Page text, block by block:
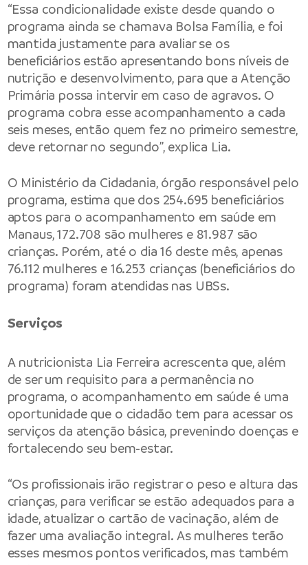
“Essa condicionalidade existe desde quando o
programa ainda se chamava Bolsa Família, e foi
mantida justamente para avaliar se os
beneficiários estão apresentando bons níveis de
nutrição e desenvolvimento, para que a Atenção
Primária possa intervir em caso de agravos. O
programa cobra esse acompanhamento a cada
seis meses, então quem fez no primeiro semestre,
deve retornar no segundo”, explica Lia.
O Ministério da Cidadania, órgão responsável pelo
programa, estima que dos 254.695 beneficiários
aptos para o acompanhamento em saúde em
Manaus, 172.708 são mulheres e 81.987 são
crianças. Porém, até o dia 16 deste mês, apenas
76.112 mulheres e 16.253 crianças (beneficiários do
programa) foram atendidas nas UBSs.
Serviços
A nutricionista Lia Ferreira acrescenta que, além
de ser um requisito para a permanência no
programa, o acompanhamento em saúde é uma
oportunidade que o cidadão tem para acessar os
serviços da atenção básica, prevenindo doenças e
fortalecendo seu bem-estar.
“Os profissionais irão registrar o peso e altura das
crianças, para verificar se estão adequados para a
idade, atualizar o cartão de vacinação, além de
fazer uma avaliação integral. As mulheres terão
esses mesmos pontos verificados, mas também